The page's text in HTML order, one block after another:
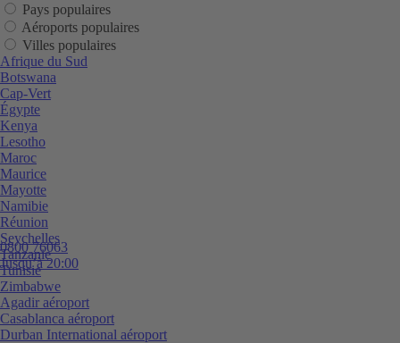
0800 76063
Jusqu’à 20:00
Pays populaires
Aéroports populaires
Villes populaires
Afrique du Sud
Botswana
Cap-Vert
Égypte
Kenya
Lesotho
Maroc
Maurice
Mayotte
Namibie
Réunion
Seychelles
Tanzanie
Tunisie
Zimbabwe
Agadir aéroport
Casablanca aéroport
Durban International aéroport